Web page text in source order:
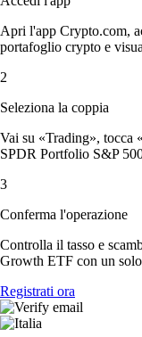
Apri l'app Crypto.com,
portafoglio crypto e
2
Seleziona la coppia
Vai su «Trading», tocca
SPDR Portfolio S&P
3
Conferma l'operazione
Controlla il tasso e
Growth ETF con un
Registrati ora